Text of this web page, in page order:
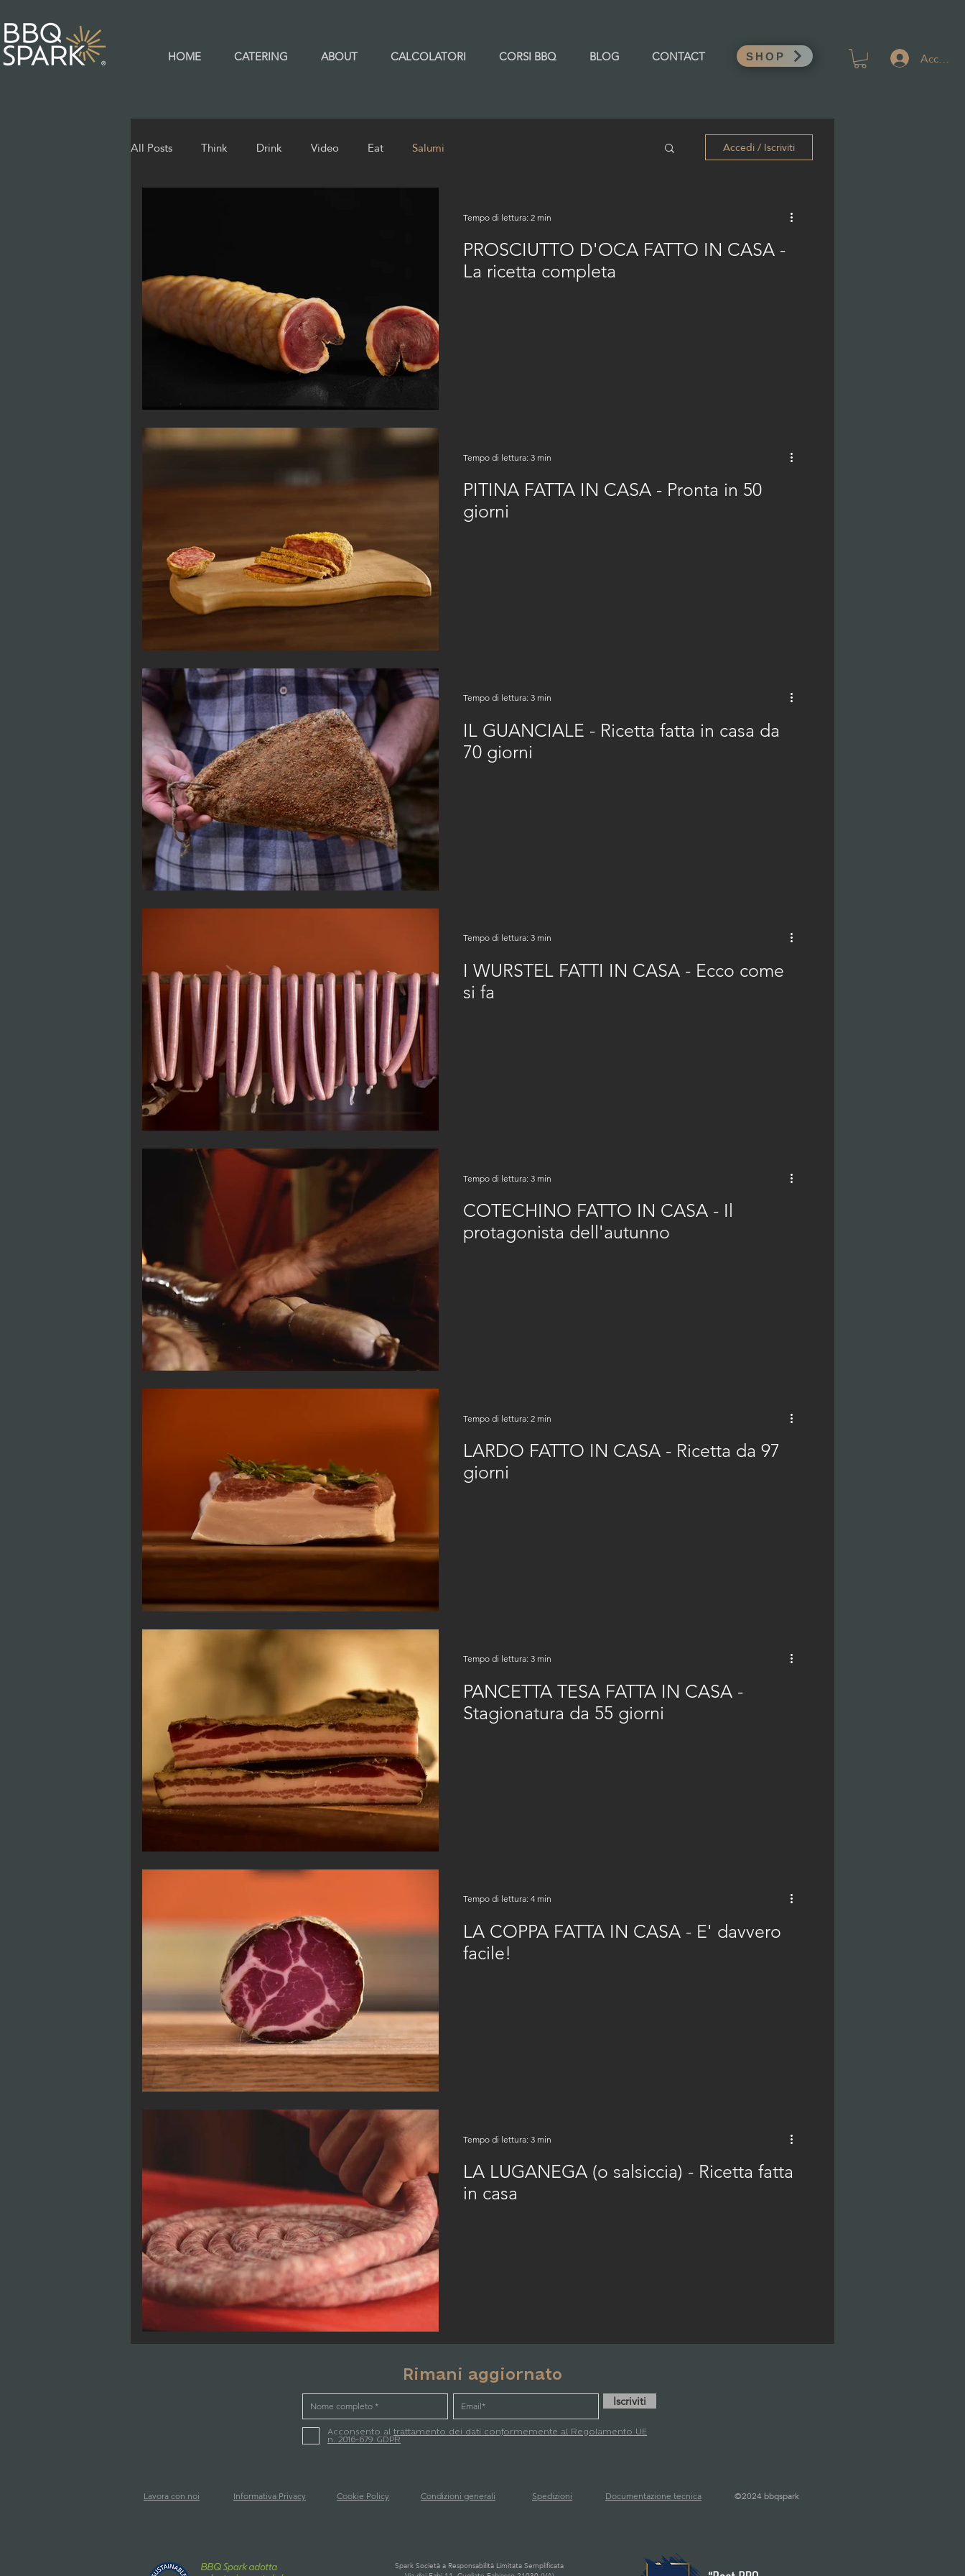
HOME CATERING ABOUT CALCOLATORI CORSI BBQ BLOG CONTACT SHOP Accedi
All Posts Think Drink Video Eat Salumi Accedi / Iscriviti
PROSCIUTTO D'OCA FATTO IN CASA -
La ricetta completa
Tempo di lettura: 2 min
PITINA FATTA IN CASA - Pronta in 50
giorni
Tempo di lettura: 3 min
IL GUANCIALE - Ricetta fatta in casa da
70 giorni
Tempo di lettura: 3 min
I WURSTEL FATTI IN CASA - Ecco come
si fa
Tempo di lettura: 3 min
COTECHINO FATTO IN CASA - Il
protagonista dell'autunno
Tempo di lettura: 3 min
LARDO FATTO IN CASA - Ricetta da 97
giorni
Tempo di lettura: 2 min
PANCETTA TESA FATTA IN CASA -
Stagionatura da 55 giorni
Tempo di lettura: 3 min
LA COPPA FATTA IN CASA - E' davvero
facile!
Tempo di lettura: 4 min
LA LUGANEGA (o salsiccia) - Ricetta fatta
in casa
Tempo di lettura: 3 min
Rimani aggiornato
Iscriviti
Acconsento al trattamento dei dati conformemente al Regolamento UE
n. 2016-679 GDPR
Lavora con noi Informativa Privacy Cookie Policy Condizioni generali Spedizioni Documentazione tecnica ©2024 bbqspark
Spark Società a Responsabilità Limitata Semplificata